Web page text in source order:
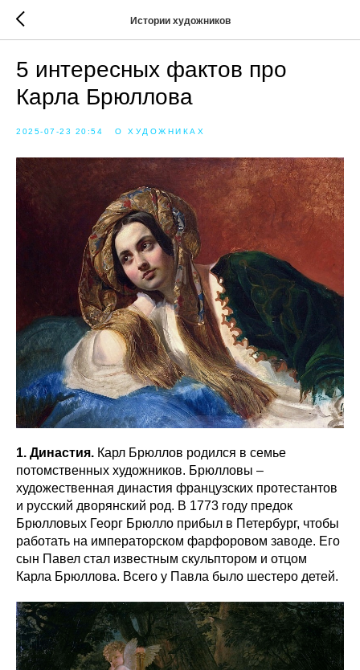
Истории художников
5 интересных фактов про
Карла Брюллова
2025-07-23 20:54 О ХУДОЖНИКАХ
1. Династия. Карл Брюллов родился в семье
потомственных художников. Брюлловы –
художественная династия французских протестантов
и русский дворянский род. В 1773 году предок
Брюлловых Георг Брюлло прибыл в Петербург, чтобы
работать на императорском фарфоровом заводе. Его
сын Павел стал известным скульптором и отцом
Карла Брюллова. Всего у Павла было шестеро детей.